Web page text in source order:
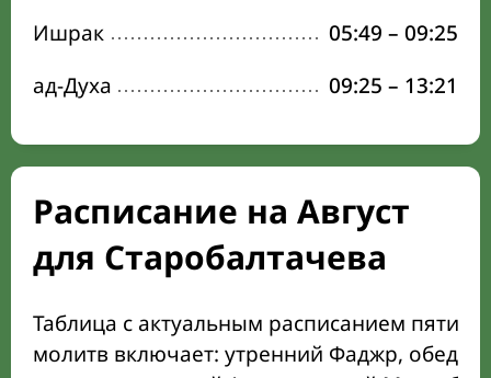
Ишрак
05:49 – 09:25
ад-Духа
09:25 – 13:21
Расписание на Август
для Старобалтачева
Таблица с актуальным расписанием пяти
молитв включает: утренний Фаджр,